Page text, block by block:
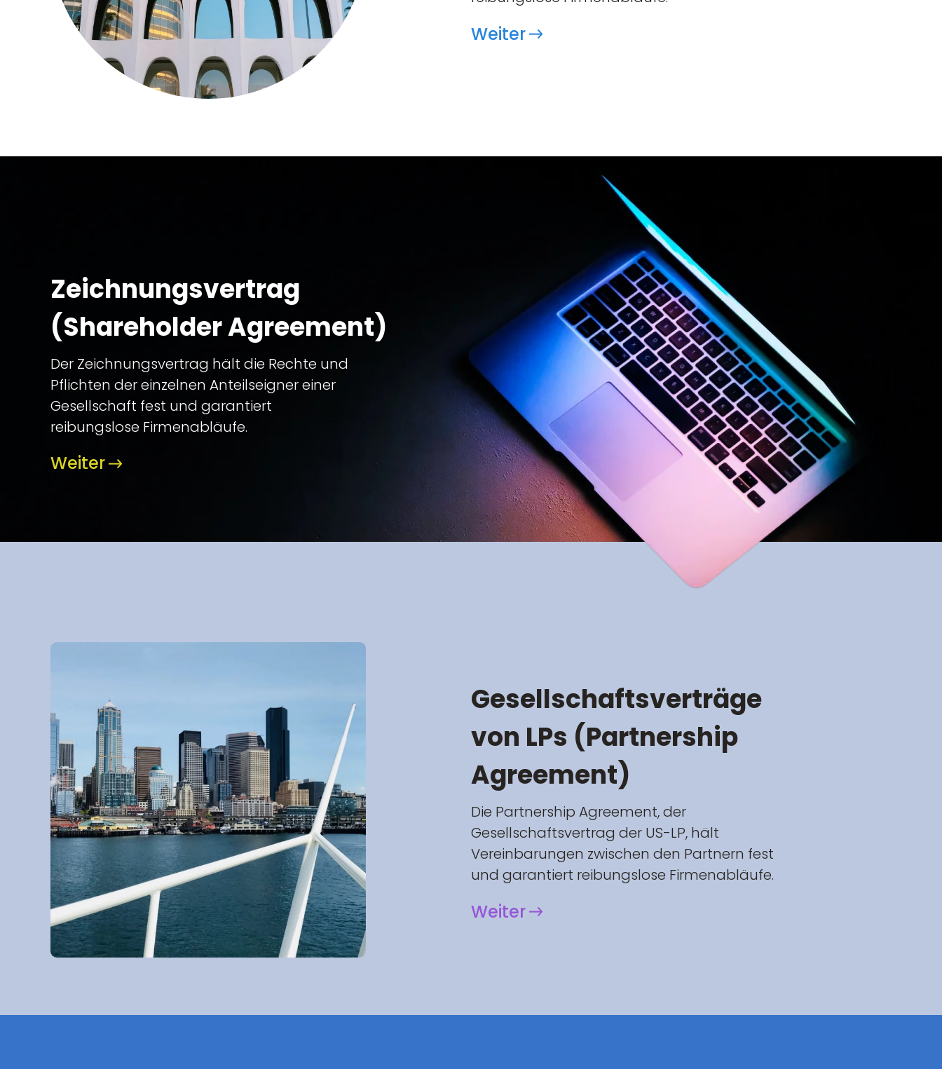
Weiter
Zeichnungsvertrag
(Shareholder Agreement)
Der Zeichnungsvertrag hält die Rechte und
Pflichten der einzelnen Anteilseigner einer
Gesellschaft fest und garantiert
reibungslose Firmenabläufe.
Weiter
Gesellschaftsverträge
von LPs (Partnership
Agreement)
Die Partnership Agreement, der
Gesellschaftsvertrag der US-LP, hält
Vereinbarungen zwischen den Partnern fest
und garantiert reibungslose Firmenabläufe.
Weiter